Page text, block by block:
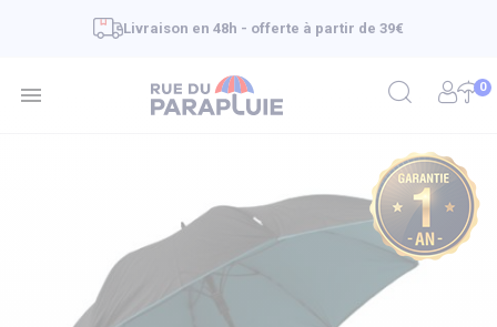
Livraison en 48h - offerte à partir de 39€
 0